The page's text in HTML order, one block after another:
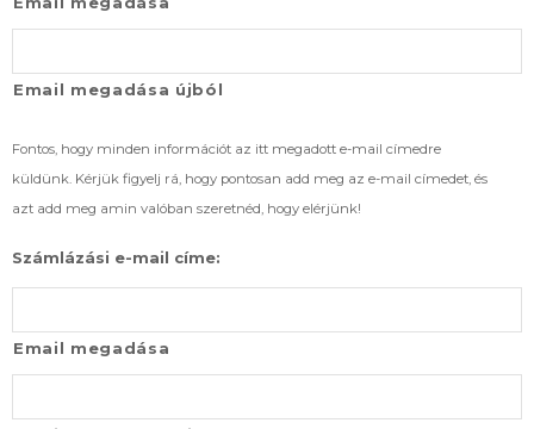
Email megadása újból
Fontos, hogy minden információt az itt megadott e-mail címedre
küldünk. Kérjük figyelj rá, hogy pontosan add meg az e-mail címedet, és
azt add meg amin valóban szeretnéd, hogy elérjünk!
Számlázási e-mail címe:
Email megadása